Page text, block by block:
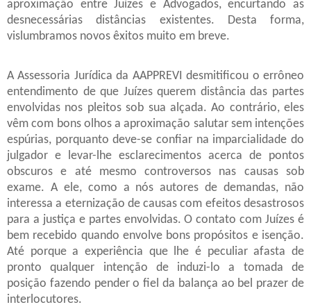
aproximação entre Juízes e Advogados, encurtando as
desnecessárias distâncias existentes. Desta forma,
vislumbramos novos êxitos muito em breve.
A Assessoria Jurídica da AAPPREVI desmitificou o errôneo
entendimento de que Juízes querem distância das partes
envolvidas nos pleitos sob sua alçada. Ao contrário, eles
vêm com bons olhos a aproximação salutar sem intenções
espúrias, porquanto deve-se confiar na imparcialidade do
julgador e levar-lhe esclarecimentos acerca de pontos
obscuros e até mesmo controversos nas causas sob
exame. A ele, como a nós autores de demandas, não
interessa a eternização de causas com efeitos desastrosos
para a justiça e partes envolvidas. O contato com Juízes é
bem recebido quando envolve bons propósitos e isenção.
Até porque a experiência que lhe é peculiar afasta de
pronto qualquer intenção de induzi-lo a tomada de
posição fazendo pender o fiel da balança ao bel prazer de
interlocutores.